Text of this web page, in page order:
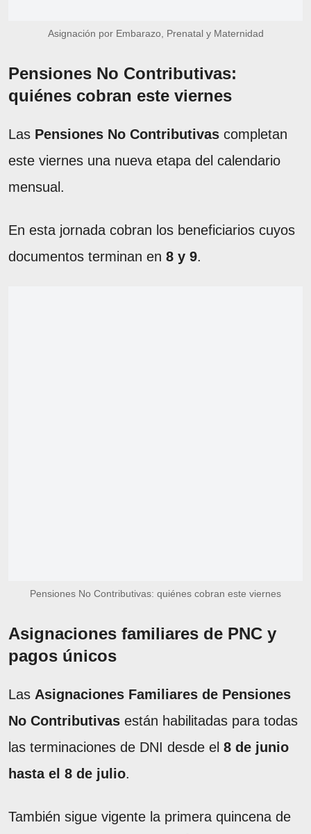
Asignación por Embarazo, Prenatal y Maternidad
Pensiones No Contributivas:
quiénes cobran este viernes
Las Pensiones No Contributivas completan
este viernes una nueva etapa del calendario
mensual.
En esta jornada cobran los beneficiarios cuyos
documentos terminan en 8 y 9.
Pensiones No Contributivas: quiénes cobran este viernes
Asignaciones familiares de PNC y
pagos únicos
Las Asignaciones Familiares de Pensiones
No Contributivas están habilitadas para todas
las terminaciones de DNI desde el 8 de junio
hasta el 8 de julio.
También sigue vigente la primera quincena de